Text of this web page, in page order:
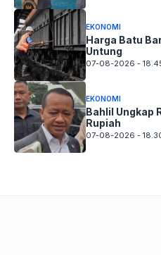
EKONOMI
Harga Batu
Untung
07-08-2026 -
EKONOMI
Bahlil Ungkap
Rupiah
07-08-2026 -